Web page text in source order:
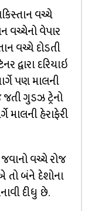
વચ્ચે
વચ્ચેનો વેપાર
વચ્ચે દોડતી
દ્વારા દરિયાઇ
પણ માલની
ગુડઝ ટ્રેનો
માલની હેરાફેરી
વચ્ચે રોજ
તો બંને દેશોના
દીધુ છે.